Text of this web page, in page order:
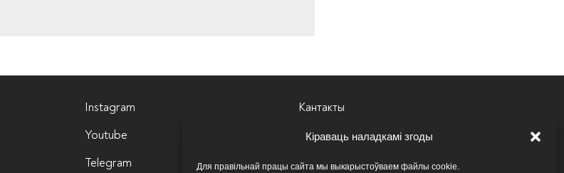
Кіраваць наладкамі згоды
Для правільнай працы сайта мы выкарыстоўваем файлы cookie.
Instagram
Youtube
Telegram
Кантакты
Вакансіі
Архіў вакансій